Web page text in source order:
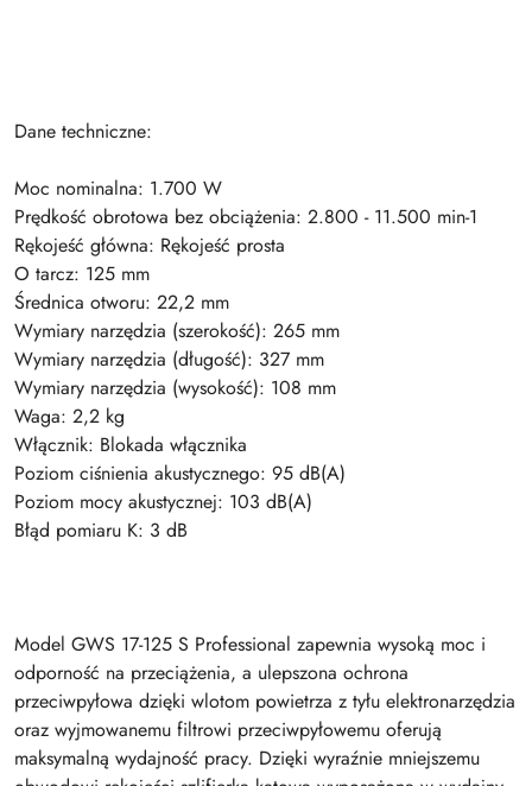
Dane techniczne:
Moc nominalna: 1.700 W
Prędkość obrotowa bez obciążenia: 2.800 - 11.500 min-1
Rękojeść główna: Rękojeść prosta
O tarcz: 125 mm
Średnica otworu: 22,2 mm
Wymiary narzędzia (szerokość): 265 mm
Wymiary narzędzia (długość): 327 mm
Wymiary narzędzia (wysokość): 108 mm
Waga: 2,2 kg
Włącznik: Blokada włącznika
Poziom ciśnienia akustycznego: 95 dB(A)
Poziom mocy akustycznej: 103 dB(A)
Błąd pomiaru K: 3 dB
Model GWS 17-125 S Professional zapewnia wysoką moc i
odporność na przeciążenia, a ulepszona ochrona
przeciwpyłowa dzięki wlotom powietrza z tyłu elektronarzędzia
oraz wyjmowanemu filtrowi przeciwpyłowemu oferują
maksymalną wydajność pracy. Dzięki wyraźnie mniejszemu